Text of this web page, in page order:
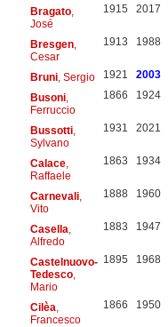
Bragato,
José
1915 2017
Bresgen,
Cesar
1913 1988
Bruni, Sergio 1921 2003
Busoni,
Ferruccio
1866 1924
Bussotti,
Sylvano
1931 2021
Calace,
Raffaele
1863 1934
Carnevali,
Vito
1888 1960
Casella
Alfredo
1883 1947
Castelnuovo-
Tedesco,
Mario
1895 1968
Cilèa
Francesco
1866 1950